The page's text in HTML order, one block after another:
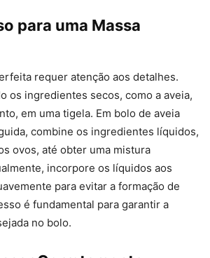
para uma Massa
requer atenção aos detalhes.
os ingredientes secos, como a aveia,
em uma tigela. Em bolo de aveia
combine os ingredientes líquidos,
ovos, até obter uma mistura
incorpore os líquidos aos
para evitar a formação de
é fundamental para garantir a
no bolo.